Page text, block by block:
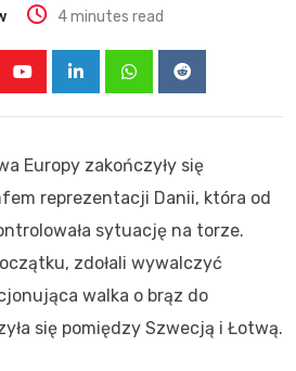
4 minutes read
LinkedInWhatsappReddit
Europy zakończyły się
reprezentacji Danii, która od
sytuację na torze.
zdołali wywalczyć
walka o brąz do
się pomiędzy Szwecją i Łotwą.